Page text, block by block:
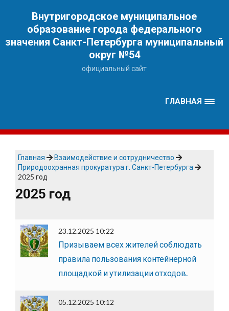
Внутригородское муниципальное
образование города федерального
значения Санкт-Петербурга муниципальный
округ №54
официальный сайт
ГЛАВНАЯ
Главная
Взаимодействие и сотрудничество
Природоохранная прокуратура г. Санкт-Петербурга
2025 год
2025 год
23.12.2025 10:22
Призываем всех жителей соблюдать
правила пользования контейнерной
площадкой и утилизации отходов.
05.12.2025 10:12